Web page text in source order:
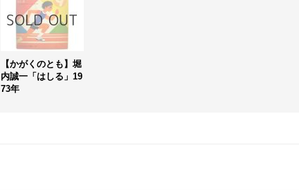
【かがくのとも】堀
内誠一「はしる」19
73年